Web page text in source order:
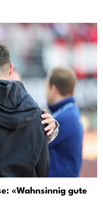
«Wahnsinnig gute